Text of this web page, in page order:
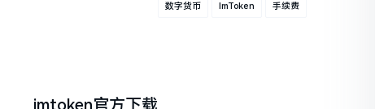
数字货币 ImToken 手续费